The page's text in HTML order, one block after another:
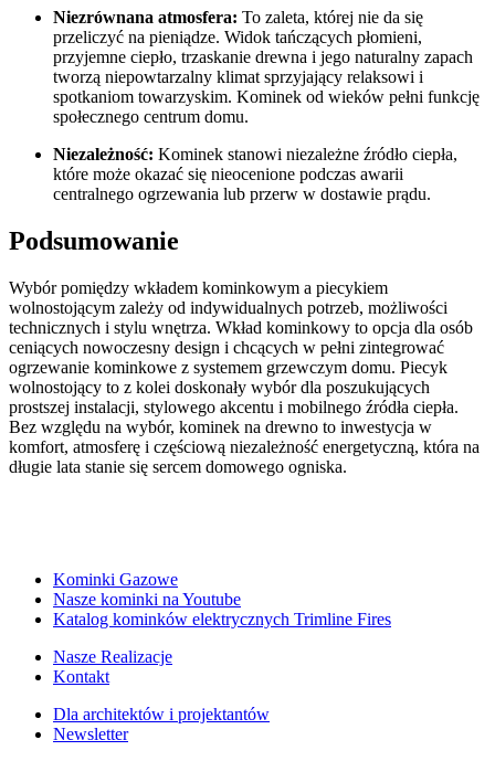
Niezrównana atmosfera: To zaleta, której nie da się
przeliczyć na pieniądze. Widok tańczących płomieni,
przyjemne ciepło, trzaskanie drewna i jego naturalny zapach
tworzą niepowtarzalny klimat sprzyjający relaksowi i
spotkaniom towarzyskim. Kominek od wieków pełni funkcję
społecznego centrum domu.
Niezależność: Kominek stanowi niezależne źródło ciepła,
które może okazać się nieocenione podczas awarii
centralnego ogrzewania lub przerw w dostawie prądu.
Podsumowanie
Wybór pomiędzy wkładem kominkowym a piecykiem
wolnostojącym zależy od indywidualnych potrzeb, możliwości
technicznych i stylu wnętrza. Wkład kominkowy to opcja dla osób
ceniących nowoczesny design i chcących w pełni zintegrować
ogrzewanie kominkowe z systemem grzewczym domu. Piecyk
wolnostojący to z kolei doskonały wybór dla poszukujących
prostszej instalacji, stylowego akcentu i mobilnego źródła ciepła.
Bez względu na wybór, kominek na drewno to inwestycja w
komfort, atmosferę i częściową niezależność energetyczną, która na
długie lata stanie się sercem domowego ogniska.
Kominki Gazowe
Nasze kominki na Youtube
Katalog kominków elektrycznych Trimline Fires
Nasze Realizacje
Kontakt
Dla architektów i projektantów
Newsletter